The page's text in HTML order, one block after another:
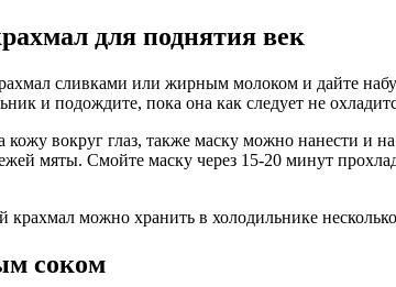
для поднятия век
сливками или жирным молоком и дайте
и подождите, пока она как следует не
кожу вокруг глаз, также маску можно нанести и
мяты. Смойте маску через 15-20 минут
крахмал можно хранить в холодильнике
соком